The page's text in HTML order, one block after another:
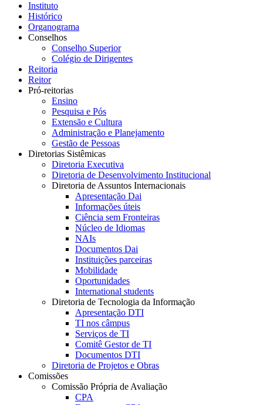
Instituto
Histórico
Organograma
Conselhos
Conselho Superior
Colégio de Dirigentes
Reitoria
Reitor
Pró-reitorias
Ensino
Pesquisa e Pós
Extensão e Cultura
Administração e Planejamento
Gestão de Pessoas
Diretorias Sistêmicas
Diretoria Executiva
Diretoria de Desenvolvimento Institucional
Diretoria de Assuntos Internacionais
Apresentação Dai
Informações úteis
Ciência sem Fronteiras
Núcleo de Idiomas
NAIs
Documentos Dai
Instituições parceiras
Mobilidade
Oportunidades
International students
Diretoria de Tecnologia da Informação
Apresentação DTI
TI nos câmpus
Serviços de TI
Comitê Gestor de TI
Documentos DTI
Diretoria de Projetos e Obras
Comissões
Comissão Própria de Avaliação
CPA